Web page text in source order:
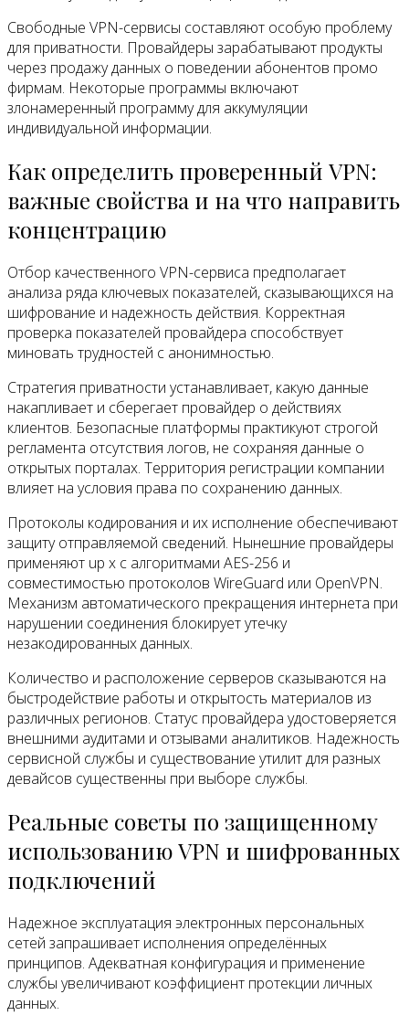
Свободные VPN-сервисы составляют особую проблему
для приватности. Провайдеры зарабатывают продукты
через продажу данных о поведении абонентов промо
фирмам. Некоторые программы включают
злонамеренный программу для аккумуляции
индивидуальной информации.
Как определить проверенный VPN:
важные свойства и на что направить
концентрацию
Отбор качественного VPN-сервиса предполагает
анализа ряда ключевых показателей, сказывающихся на
шифрование и надежность действия. Корректная
проверка показателей провайдера способствует
миновать трудностей с анонимностью.
Стратегия приватности устанавливает, какую данные
накапливает и сберегает провайдер о действиях
клиентов. Безопасные платформы практикуют строгой
регламента отсутствия логов, не сохраняя данные о
открытых порталах. Территория регистрации компании
влияет на условия права по сохранению данных.
Протоколы кодирования и их исполнение обеспечивают
защиту отправляемой сведений. Нынешние провайдеры
применяют up x с алгоритмами AES-256 и
совместимостью протоколов WireGuard или OpenVPN.
Механизм автоматического прекращения интернета при
нарушении соединения блокирует утечку
незакодированных данных.
Количество и расположение серверов сказываются на
быстродействие работы и открытость материалов из
различных регионов. Статус провайдера удостоверяется
внешними аудитами и отзывами аналитиков. Надежность
сервисной службы и существование утилит для разных
девайсов существенны при выборе службы.
Реальные советы по защищенному
использованию VPN и шифрованных
подключений
Надежное эксплуатация электронных персональных
сетей запрашивает исполнения определённых
принципов. Адекватная конфигурация и применение
службы увеличивают коэффициент протекции личных
данных.